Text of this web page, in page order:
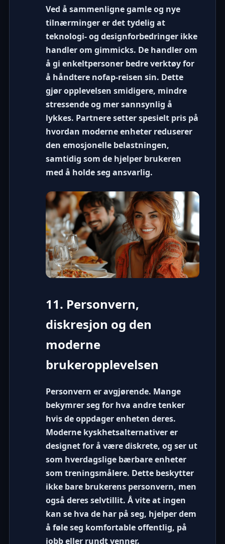
Ved å sammenligne gamle og nye
tilnærminger er det tydelig at
teknologi- og designforbedringer ikke
handler om gimmicks. De handler om
å gi enkeltpersoner bedre verktøy for
å håndtere nofap-reisen sin. Dette
gjør opplevelsen smidigere, mindre
stressende og mer sannsynlig å
lykkes. Partnere setter spesielt pris på
hvordan moderne enheter reduserer
den emosjonelle belastningen,
samtidig som de hjelper brukeren
med å holde seg ansvarlig.
11. Personvern,
diskresjon og den
moderne
brukeropplevelsen
Personvern er avgjørende. Mange
bekymrer seg for hva andre tenker
hvis de oppdager enheten deres.
Moderne kyskhetsalternativer er
designet for å være diskrete, og ser ut
som hverdagslige bærbare enheter
som treningsmålere. Dette beskytter
ikke bare brukerens personvern, men
også deres selvtillit. Å vite at ingen
kan se hva de har på seg, hjelper dem
å føle seg komfortable offentlig, på
jobb eller rundt venner.